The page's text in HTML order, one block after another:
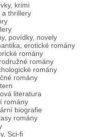
krimi
a thrillery
povídky, novely
erotické romány
romány
romány
romány
romány
literatura
romány
biografie
romány
Sci-fi